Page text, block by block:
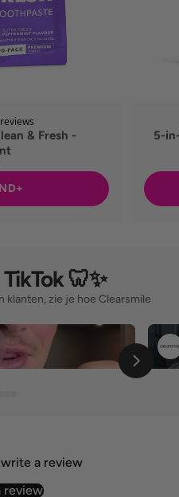
& Fresh -
5-
🦷✨
zie je hoe Clearsmile
a review
review